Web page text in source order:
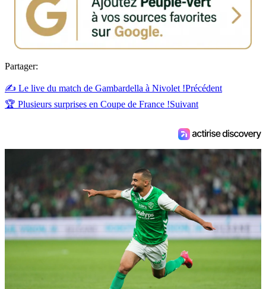
Partager:
✍️ Le live du match de Gambardella à Nivolet !Précédent
🏆 Plusieurs surprises en Coupe de France !Suivant